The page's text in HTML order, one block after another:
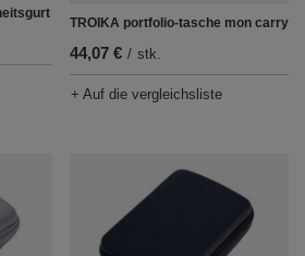
TROIKA portfolio-tasche mon carry
44,07 € / stk.
+ Auf die vergleichsliste